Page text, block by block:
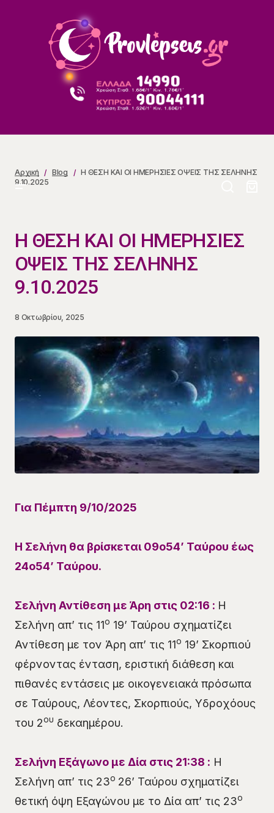
Αρχική Blog
Η ΘΕΣΗ ΚΑΙ ΟΙ ΗΜΕΡΗΣΙΕΣ ΟΨΕΙΣ ΤΗΣ ΣΕΛΗΝΗΣ
9.10.2025
Η ΘΕΣΗ ΚΑΙ ΟΙ ΗΜΕΡΗΣΙΕΣ
ΟΨΕΙΣ ΤΗΣ ΣΕΛΗΝΗΣ
9.10.2025
8 Οκτωβρίου, 2025
Για Πέμπτη 9/10/2025
Η Σελήνη θα βρίσκεται 09ο54’ Ταύρου έως
24ο54’ Ταύρου.
Σελήνη Αντίθεση με Άρη στις 02:16 : Η
Σελήνη απ’ τις 11ο 19’ Ταύρου σχηματίζει
Αντίθεση με τον Άρη απ’ τις 11ο 19’ Σκορπιού
φέρνοντας ένταση, εριστική διάθεση και
πιθανές εντάσεις με οικογενειακά πρόσωπα
σε Ταύρους, Λέοντες, Σκορπιούς, Υδροχόους
του 2ου δεκαημέρου.
Σελήνη Εξάγωνο με Δία στις 21:38 : Η
Σελήνη απ’ τις 23ο 26’ Ταύρου σχηματίζει
θετική όψη Εξαγώνου με το Δία απ’ τις 23ο